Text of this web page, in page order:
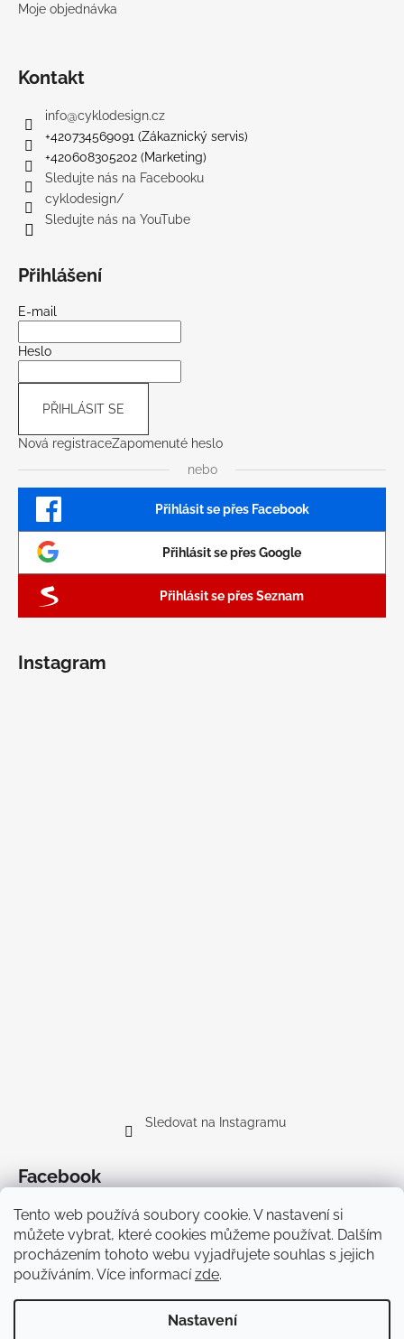
Tento web používá soubory cookie. V nastavení si
můžete vybrat, které cookies můžeme používat. Dalším
procházením tohoto webu vyjadřujete souhlas s jejich
používáním. Více informacízde.
Nastavení
Moje objednávka
Kontakt
info@cyklodesign.cz
+420734569091 (Zákaznický servis)
+420608305202 (Marketing)
Sledujte nás na Facebooku
cyklodesign/
Sledujte nás na YouTube
Přihlášení
E-mail
Heslo
PŘIHLÁSIT SE
Nová registraceZapomenuté heslo
nebo
Přihlásit se přes Facebook
Přihlásit se přes Google
Přihlásit se přes Seznam
Instagram
Sledovat na Instagramu
Facebook
Doprava